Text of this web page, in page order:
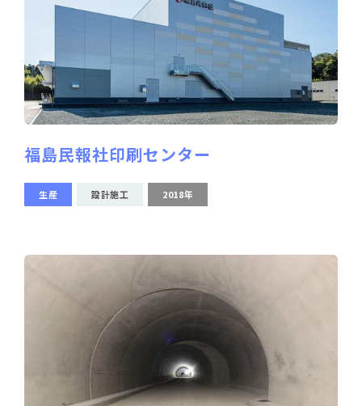
福島民報社印刷センター
生産 設計施工 2018年